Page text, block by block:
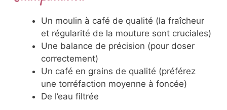
Un moulin à café de qualité (la fraîcheur
et régularité de la mouture sont cruciales)
Une balance de précision (pour doser
correctement)
Un café en grains de qualité (préférez
une torréfaction moyenne à foncée)
De l’eau filtrée